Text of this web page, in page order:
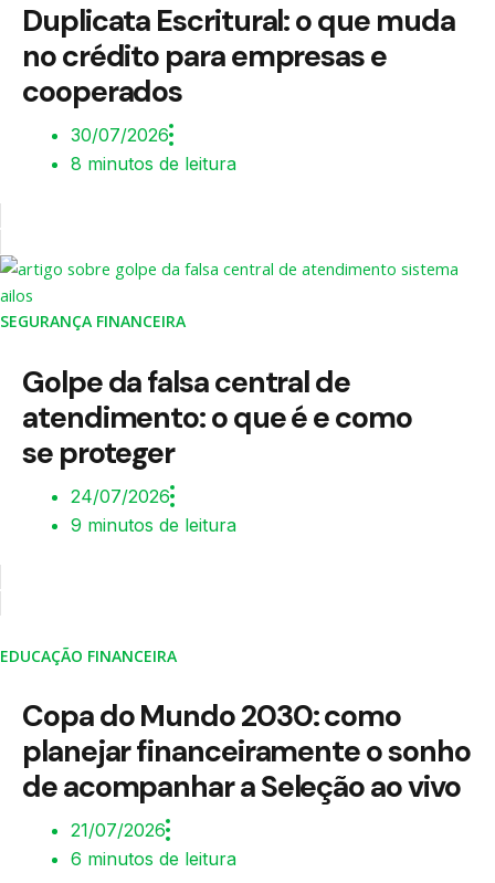
Duplicata Escritural: o que muda
no crédito para empresas e
cooperados
30/07/2026
8 minutos de leitura
SEGURANÇA FINANCEIRA
Golpe da falsa central de
atendimento: o que é e como
se proteger
24/07/2026
9 minutos de leitura
EDUCAÇÃO FINANCEIRA
Copa do Mundo 2030: como
planejar financeiramente o sonho
de acompanhar a Seleção ao vivo
21/07/2026
6 minutos de leitura